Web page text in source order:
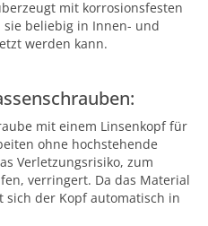
mit korrosionsfesten
sie beliebig in Innen- und
werden kann.
mit einem Linsenkopf für
ohne hochstehende
Verletzungsrisiko, zum
verringert. Da das Material
sich der Kopf automatisch in